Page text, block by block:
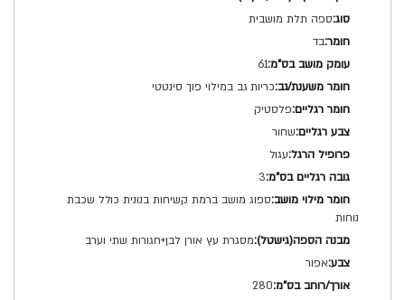
טכני ספה תלת מושבית
בד
61
כריות גב במילוי פוך סינטטי
פלסטיק
שחור
עגול
3
ספוג מושב ברמת קשיחות בנונית כולל שכבת
נוחות
מסגרת עץ אורן לבן+חגורות שתי וערב
אפור
280